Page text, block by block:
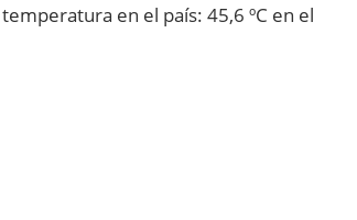
en el país: 45,6 ºC en el